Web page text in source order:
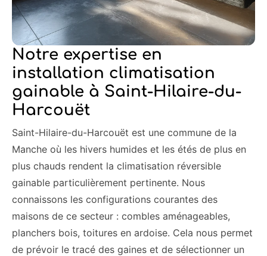
Notre expertise en
installation climatisation
gainable à Saint-Hilaire-du-
Harcouët
Saint-Hilaire-du-Harcouët est une commune de la
Manche où les hivers humides et les étés de plus en
plus chauds rendent la climatisation réversible
gainable particulièrement pertinente. Nous
connaissons les configurations courantes des
maisons de ce secteur : combles aménageables,
planchers bois, toitures en ardoise. Cela nous permet
de prévoir le tracé des gaines et de sélectionner un